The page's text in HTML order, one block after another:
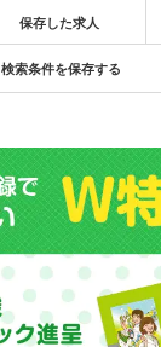
保存した求人
検索条件を保存する